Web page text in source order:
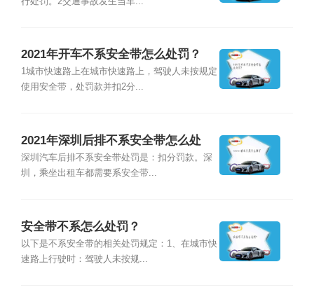
2021年开车不系安全带怎么处罚？
1城市快速路上在城市快速路上，驾驶人未按规定
使用安全带，处罚款并扣2分...
2021年深圳后排不系安全带怎么处
罚？
深圳汽车后排不系安全带处罚是：扣分罚款。深
圳，乘坐出租车都需要系安全带...
安全带不系怎么处罚？
以下是不系安全带的相关处罚规定：1、在城市快
速路上行驶时：驾驶人未按规...